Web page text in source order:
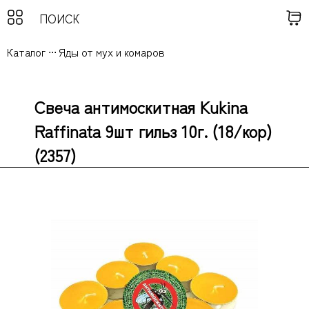
Каталог ... Яды от мух и комаров
Свеча антимоскитная Kukina
Raffinata 9шт гильз 10г. (18/кор)
(2357)